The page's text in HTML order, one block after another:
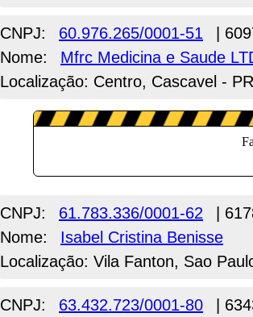
CNPJ: 60.976.265/0001-51
|
Nome:
Mfrc Medicina e Saude
Localização: Centro, Cascavel - PR
CNPJ: 61.783.336/0001-62
|
Nome:
Isabel Cristina Benisse
Localização: Vila Fanton, Sao
CNPJ: 63.432.723/0001-80 |